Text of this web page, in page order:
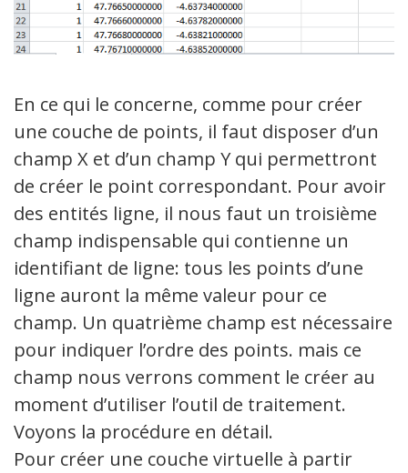
En ce qui le concerne, comme pour créer
une couche de points, il faut disposer d’un
champ X et d’un champ Y qui permettront
de créer le point correspondant. Pour avoir
des entités ligne, il nous faut un troisième
champ indispensable qui contienne un
identifiant de ligne: tous les points d’une
ligne auront la même valeur pour ce
champ. Un quatrième champ est nécessaire
pour indiquer l’ordre des points. mais ce
champ nous verrons comment le créer au
moment d’utiliser l’outil de traitement.
Voyons la procédure en détail.
Pour créer une couche virtuelle à partir